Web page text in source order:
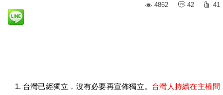
4862
42 41
台灣已經獨立，沒有必要再宣佈獨立。 台灣人持續在主權問